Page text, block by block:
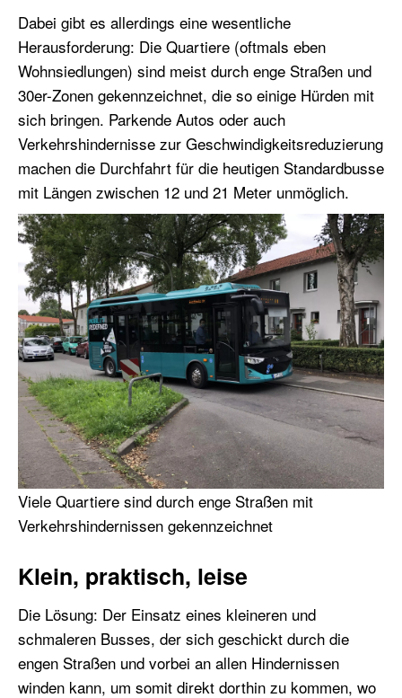
Dabei gibt es allerdings eine wesentliche
Herausforderung: Die Quartiere (oftmals eben
Wohnsiedlungen) sind meist durch enge Straßen und
30er-Zonen gekennzeichnet, die so einige Hürden mit
sich bringen. Parkende Autos oder auch
Verkehrshindernisse zur Geschwindigkeitsreduzierung
machen die Durchfahrt für die heutigen Standardbusse
mit Längen zwischen 12 und 21 Meter unmöglich.
Viele Quartiere sind durch enge Straßen mit
Verkehrshindernissen gekennzeichnet
Klein, praktisch, leise
Die Lösung: Der Einsatz eines kleineren und
schmaleren Busses, der sich geschickt durch die
engen Straßen und vorbei an allen Hindernissen
winden kann, um somit direkt dorthin zu kommen, wo